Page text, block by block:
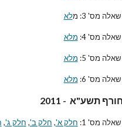
מס' 3: מ לא
שאלה מס' 4: מלא
מס' 5: מלא
מס' 6: מלא
מס' 1: חלק א', חלק ב', חלק ג',